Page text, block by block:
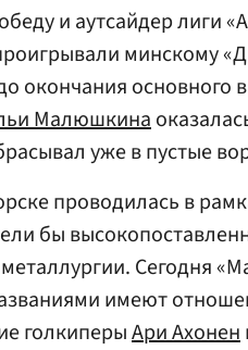
и аутсайдер лиги
минскому
окончания основного
Малюшкина
уже в пустые
проводилась в
бы
Сегодня
имеют
голкиперыАри Ахонен